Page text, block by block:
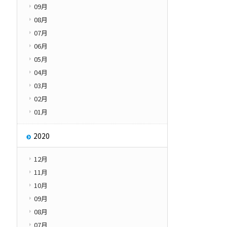
09月
08月
07月
06月
05月
04月
03月
02月
01月
2020
12月
11月
10月
09月
08月
07月